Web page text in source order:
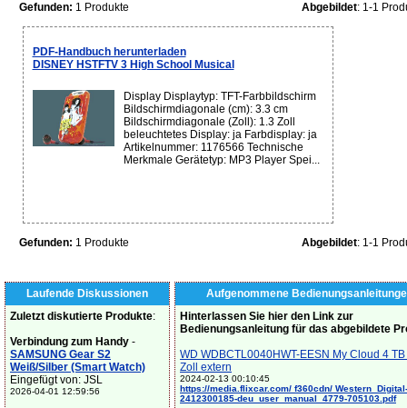
Gefunden: 1 Produkte Abgebildet: 1-1
PDF-Handbuch herunterladen
DISNEY HSTFTV 3 High School Musical
Display Displaytyp: TFT-Farbbildschirm
Bildschirmdiagonale (cm): 3.3 cm
Bildschirmdiagonale (Zoll): 1.3 Zoll
beleuchtetes Display: ja Farbdisplay: ja
Artikelnummer: 1176566 Technische
Merkmale Gerätetyp: MP3 Player Spei...
Gefunden: 1 Produkte Abgebildet: 1-1
Laufende Diskussionen
Zuletzt diskutierte Produkte:
Verbindung zum Handy -
SAMSUNG Gear S2
Weiß/Silber (Smart Watch)
Eingefügt von: JSL
2026-04-01 12:59:56
Aufgenommene
Hinterlassen Sie hier den Link zur
Bedienungsanleitung für das abgebildete
WD WDBCTL0040HWT-EESN My Cloud 4
Zoll extern
2024-02-13 00:10:45
https://media.flixcar.com/ f360cdn/ Western_Digital-
2412300185-deu_user_manual_4779-705103.pdf